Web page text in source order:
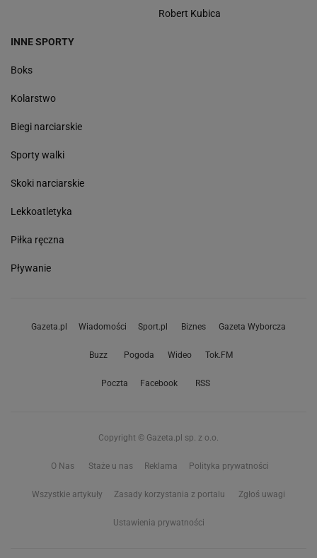
Robert Kubica
INNE SPORTY
Boks
Kolarstwo
Biegi narciarskie
Sporty walki
Skoki narciarskie
Lekkoatletyka
Piłka ręczna
Pływanie
Gazeta.pl Wiadomości Sport.pl Biznes Gazeta Wyborcza
Buzz Pogoda Wideo Tok.FM
Poczta Facebook RSS
Copyright © Gazeta.pl sp. z o.o.
O Nas Staże u nas Reklama Polityka prywatności
Wszystkie artykuły Zasady korzystania z portalu Zgłoś uwagi
Ustawienia prywatności